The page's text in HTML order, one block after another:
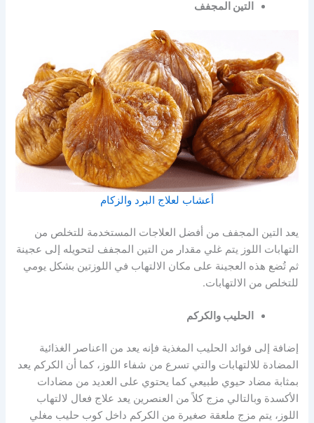
التين المجفف
أعشاب لعلاج البرد والزكام
يعد التين المجفف من أفضل العلاجات المستخدمة للتخلص من
التهابات اللوز يتم غلي مقدار من التين المجفف لتحويله إلى عجينة
ثم تُضع هذه العجينة على مكان الالتهاب في اللوزتين بشكل يومي
للتخلص من الالتهابات.
الحليب والكركم
إضافة إلى فوائد الحليب المغذية فإنه يعد من ااعناصر الغذائية
المضادة للالتهابات والتي تسرع من شفاء اللوز، كما أن الكركم يعد
بمثابة مضاد حيوي طبيعي كما يحتوي على العديد من مضادات
الأكسدة وبالتالي مزج كلاً من العنصرين يعد علاج فعال لالتهاب
اللوز، يتم مزج ملعقة صغيرة من الكركم داخل كوب حليب مغلي